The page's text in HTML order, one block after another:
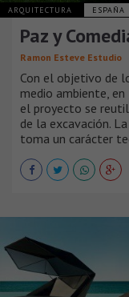
ARQUITECTURA ESPAÑA
Paz y
Ramon Esteve Estudio
Con el objetivo de
medio ambiente,
el proyecto se
de la excavación.
toma un carácter